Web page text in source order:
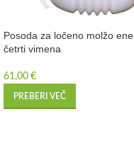
Posoda za ločeno molžo ene
četrti vimena
61,00 €
PREBERI VEČ